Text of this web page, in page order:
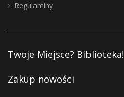
Regulaminy
Twoje Miejsce? Biblioteka!
Zakup nowości